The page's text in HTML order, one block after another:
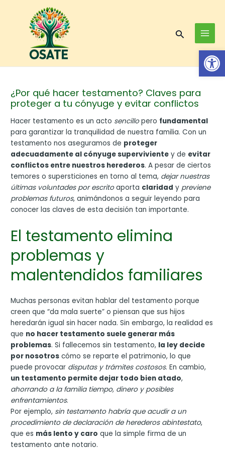
Search
¿Por qué hacer testamento? Claves para
proteger a tu cónyuge y evitar conflictos
Hacer testamento es un acto sencillopero fundamental
para garantizar la tranquilidad de nuestra familia. Con un
testamento nos aseguramos de proteger
adecuadamente al cónyuge superviviente y de evitar
conflictos entre nuestros herederos. A pesar de ciertos
temores o supersticiones en torno al tema, dejar nuestras
últimas voluntades por escritoaporta claridad y previene
problemas futuros, animándonos a seguir leyendo para
conocer las claves de esta decisión tan importante.
El testamento elimina
problemas y
malentendidos familiares
Muchas personas evitan hablar del testamento porque
creen que “da mala suerte” o piensan que sus hijos
heredarán igual sin hacer nada. Sin embargo, la realidad es
que no hacer testamento suele generar más
problemas. Si fallecemos sin testamento, la ley decide
por nosotros cómo se reparte el patrimonio, lo que
puede provocar disputas y trámites costosos. En cambio,
un testamento permite dejar todo bien atado,
ahorrando a la familia tiempo, dinero y posibles
enfrentamientos.
Por ejemplo, sin testamento habría que acudir a un
procedimiento de declaración de herederos abintestato,
que es más lento y caro que la simple firma de un
testamento ante notario.
navigation